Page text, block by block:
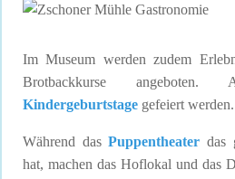
Im Museum werden zudem
Brotbackkurse
Kindergeburtstage gefeiert werden.
Während dasPuppentheaterdas
hat, machen das Hoflokal und das